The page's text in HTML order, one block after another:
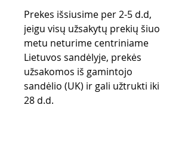
Prekes išsiusime per 2-5 d.d,
jeigu visų užsakytų prekių šiuo
metu neturime centriniame
Lietuvos sandėlyje, prekės
užsakomos iš gamintojo
sandėlio (UK) ir gali užtrukti iki
28 d.d.